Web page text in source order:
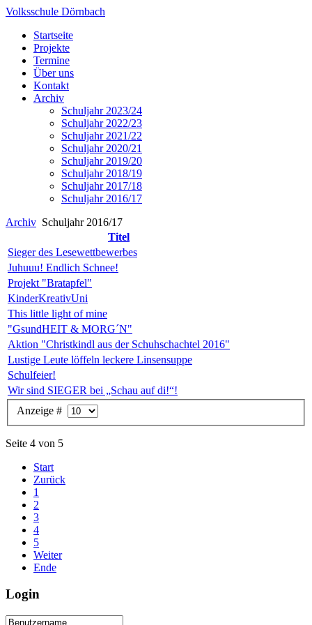
Volksschule Dörnbach
Startseite
Projekte
Termine
Über uns
Kontakt
Archiv
Schuljahr 2023/24
Schuljahr 2022/23
Schuljahr 2021/22
Schuljahr 2020/21
Schuljahr 2019/20
Schuljahr 2018/19
Schuljahr 2017/18
Schuljahr 2016/17
Archiv Schuljahr 2016/17
Titel
Sieger des Lesewettbewerbes
Juhuuu! Endlich Schnee!
Projekt "Bratapfel"
KinderKreativUni
This little light of mine
"GsundHEIT & MORG´N"
Aktion "Christkindl aus der Schuhschachtel 2016"
Lustige Leute löffeln leckere Linsensuppe
Schulfeier!
Wir sind SIEGER bei „Schau auf di!“!
Anzeige #
Seite 4 von 5
Start
Zurück
1
2
3
4
5
Weiter
Ende
Login